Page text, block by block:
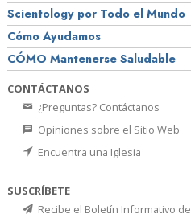
Scientology por Todo el Mundo
Cómo Ayudamos
CÓMO Mantenerse Saludable
CONTÁCTANOS
¿Preguntas? Contáctanos
Opiniones sobre el Sitio Web
Encuentra una Iglesia
SUSCRÍBETE
Recibe el Boletín Informativo